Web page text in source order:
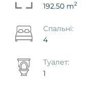
192.50 m2
Спальні:
4
Туалет:
1